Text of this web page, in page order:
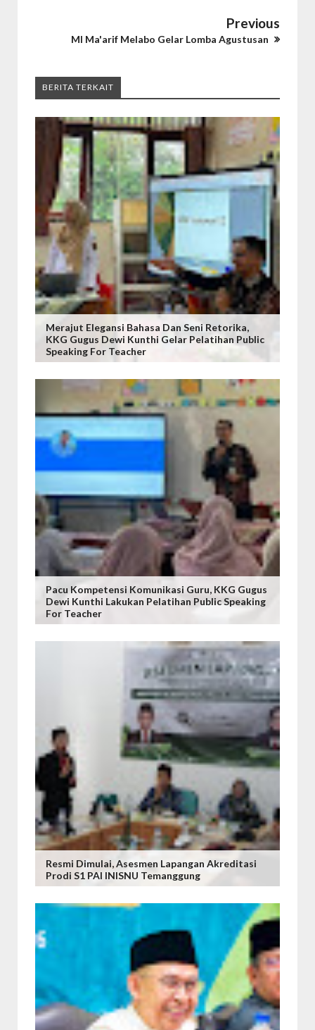
Previous
MI Ma'arif Melabo Gelar Lomba Agustusan
BERITA TERKAIT
Merajut Elegansi Bahasa Dan Seni Retorika,
KKG Gugus Dewi Kunthi Gelar Pelatihan Public
Speaking For Teacher
Pacu Kompetensi Komunikasi Guru, KKG Gugus
Dewi Kunthi Lakukan Pelatihan Public Speaking
For Teacher
Resmi Dimulai, Asesmen Lapangan Akreditasi
Prodi S1 PAI INISNU Temanggung